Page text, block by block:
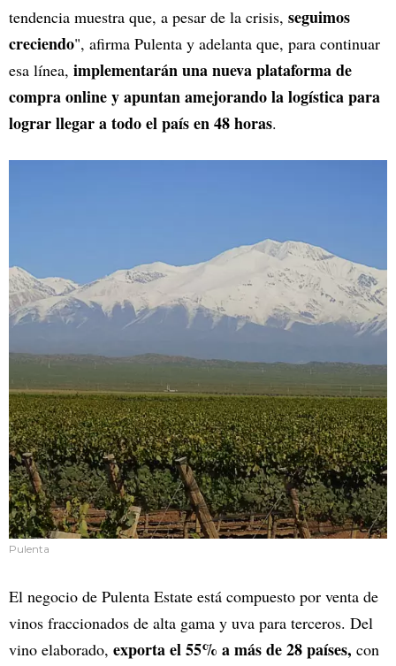
tendencia muestra que, a pesar de la crisis, seguimos
creciendo", afirma Pulenta y adelanta que, para continuar
esa línea, implementarán una nueva plataforma de
compra online y apuntan amejorando la logística para
lograr llegar a todo el país en 48 horas.
Pulenta
El negocio de Pulenta Estate está compuesto por venta de
vinos fraccionados de alta gama y uva para terceros. Del
vino elaborado, exporta el 55% a más de 28 países, con